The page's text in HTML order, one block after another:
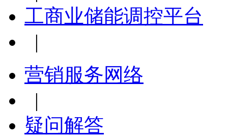
工商业储能调控平台
|
营销服务网络
|
疑问解答